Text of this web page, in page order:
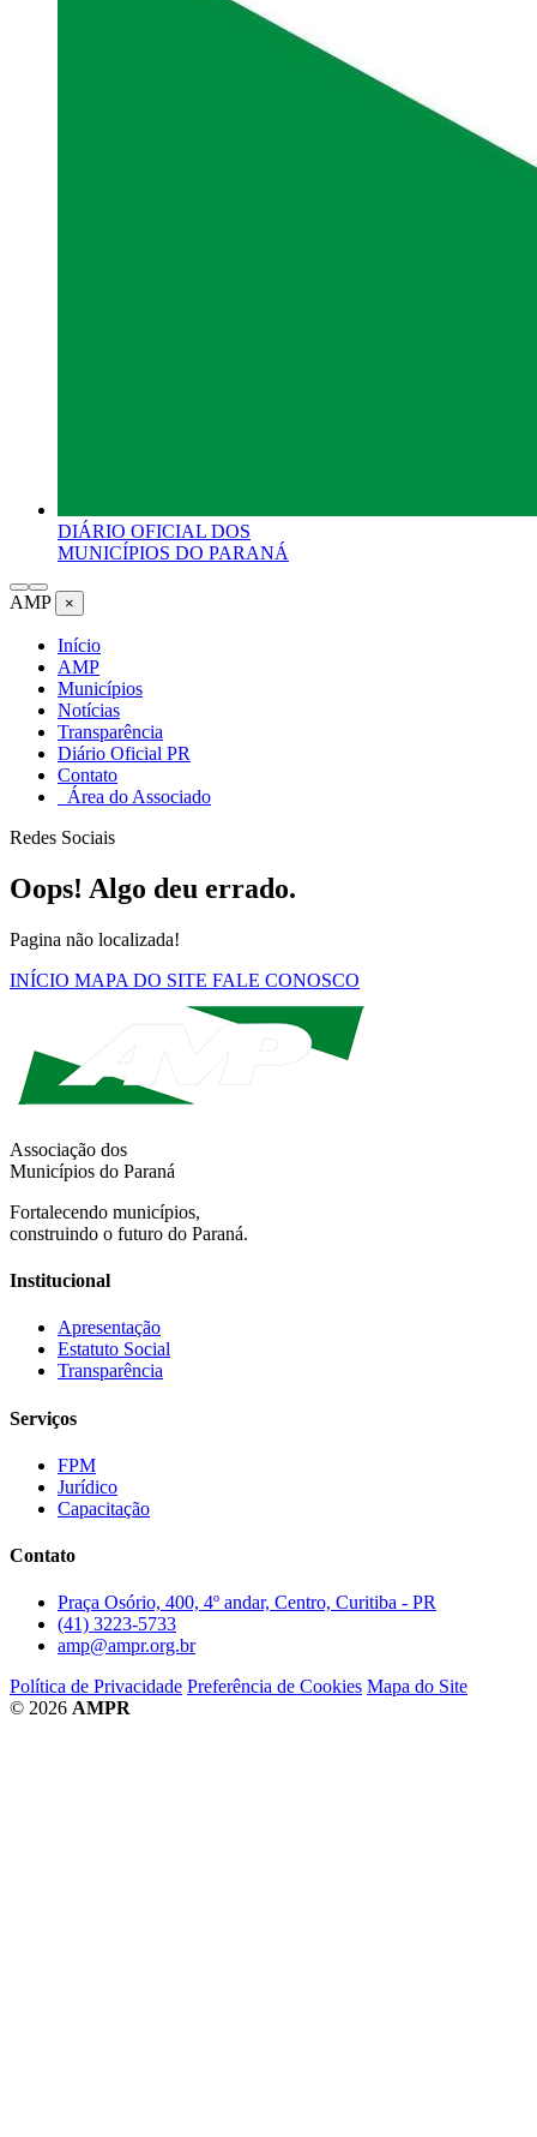
DIÁRIO OFICIAL DOS
MUNICÍPIOS DO PARANÁ
AMP ×
Início
AMP
Municípios
Notícias
Transparência
Diário Oficial PR
Contato
Área do Associado
Redes Sociais
Oops! Algo deu errado.
Pagina não localizada!
INÍCIO MAPA DO SITE FALE CONOSCO
Associação dos
Municípios do Paraná
Fortalecendo municípios,
construindo o futuro do Paraná.
Institucional
Apresentação
Estatuto Social
Transparência
Serviços
FPM
Jurídico
Capacitação
Contato
Praça Osório, 400, 4º andar, Centro, Curitiba - PR
(41) 3223-5733
amp@ampr.org.br
Política de Privacidade Preferência de Cookies Mapa do Site
© 2026 AMPR